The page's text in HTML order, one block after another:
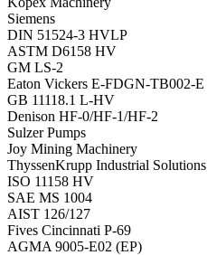
Siemens
DIN 51524-3 HVLP
ASTM D6158 HV
GM LS-2
Eaton Vickers E-FDGN-TB002-E
GB 11118.1 L-HV
Denison HF-0/HF-1/HF-2
Sulzer Pumps
Joy Mining Machinery
ThyssenKrupp Industrial Solutions
ISO 11158 HV
SAE MS 1004
AIST 126/127
Fives Cincinnati Р-69
AGMA 9005-E02 (EP)